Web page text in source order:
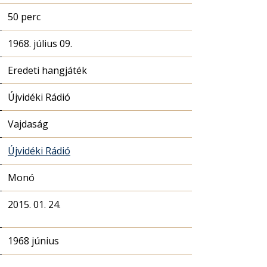
50 perc
1968. július 09.
Eredeti hangjáték
Újvidéki Rádió
Vajdaság
Újvidéki Rádió
Monó
2015. 01. 24.
1968 június